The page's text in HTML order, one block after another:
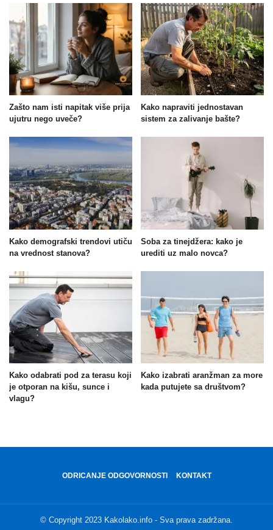
Zašto nam isti napitak više prija
ujutru nego uveče?
Kako napraviti jednostavan
sistem za zalivanje bašte?
Kako demografski trendovi utiču
na vrednost stanova?
Soba za tinejdžera: kako je
urediti uz malo novca?
Kako odabrati pod za terasu koji
je otporan na kišu, sunce i
vlagu?
Kako izabrati aranžman za more
kada putujete sa društvom?
ODRICANJE ODGOVORNOSTI KONTAKT
© Copyright 2023 Kakolako.info - Sva prava zadržana.